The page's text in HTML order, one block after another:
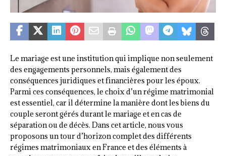
Le mariage est une institution qui implique non seulement
des engagements personnels, mais également des
conséquences juridiques et financières pour les époux.
Parmi ces conséquences, le choix d’un régime matrimonial
est essentiel, car il détermine la manière dont les biens du
couple seront gérés durant le mariage et en cas de
séparation ou de décès. Dans cet article, nous vous
proposons un tour d’horizon complet des différents
régimes matrimoniaux en France et des éléments à